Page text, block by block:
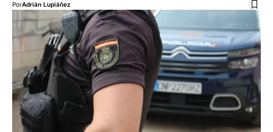
PorAdrián Lupiáñez